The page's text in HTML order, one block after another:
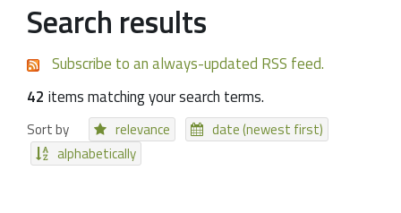
Search results
Subscribe to an always-updated RSS feed.
42 items matching your search terms.
Sort by relevance
date (newest first)
alphabetically